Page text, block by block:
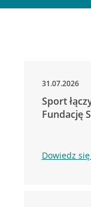
31.07.2026
Sport
Fundację
Dowiedz